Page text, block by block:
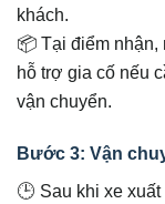
khách.
📦 Tại điểm nhận,
hỗ trợ gia cố nếu
vận chuyển.
Bước 3: Vận
🕒 Sau khi xe